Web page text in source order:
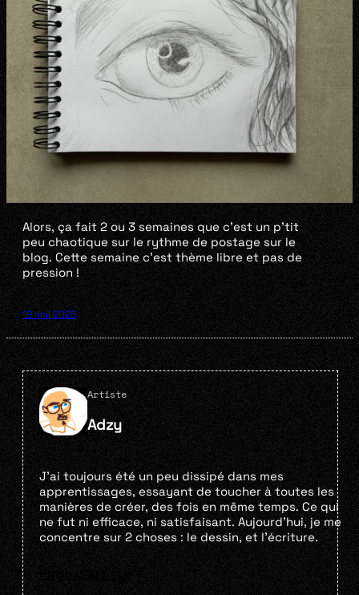
Alors, ça fait 2 ou 3 semaines que c’est un p’tit
peu chaotique sur le rythme de postage sur le
blog. Cette semaine c’est thème libre et pas de
pression !
19 mai 2025
Artiste
Adzy
J’ai toujours été un peu dissipé dans mes
apprentissages, essayant de toucher à toutes les
manières de créer, des fois en même temps. Ce qui
ne fut ni efficace, ni satisfaisant. Aujourd’hui, je me
concentre sur 2 choses : le dessin, et l’écriture.